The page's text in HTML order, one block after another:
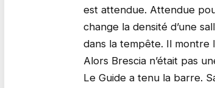
est attendue. Attendue
change la densité d’une
dans la tempête. Il montre
Alors Brescia n’était pas
Le Guide a tenu la barre.